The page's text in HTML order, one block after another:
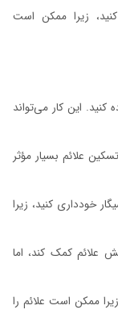
زیرا ممکن است
کنید. این کار می‌تواند
علائم بسیار مؤثر
خودداری کنید، زیرا
علائم کمک کند، اما
ممکن است علائم را